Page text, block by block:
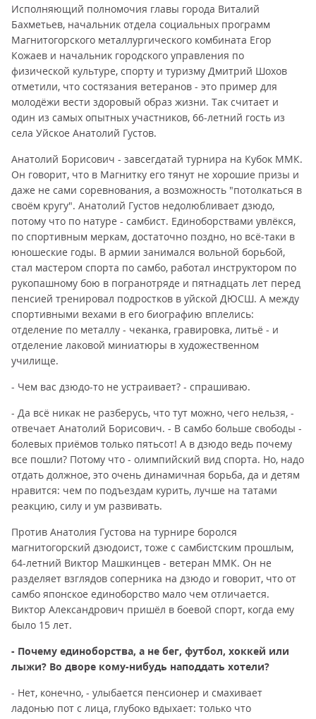
Исполняющий полномочия главы города Виталий
Бахметьев, начальник отдела социальных программ
Магнитогорского металлургического комбината Егор
Кожаев и начальник городского управления по
физической культуре, спорту и туризму Дмитрий Шохов
отметили, что состязания ветеранов - это пример для
молодёжи вести здоровый образ жизни. Так считает и
один из самых опытных участников, 66-летний гость из
села Уйское Анатолий Густов.
Анатолий Борисович - завсегдатай турнира на Кубок ММК.
Он говорит, что в Магнитку его тянут не хорошие призы и
даже не сами соревнования, а возможность "потолкаться в
своём кругу". Анатолий Густов недолюбливает дзюдо,
потому что по натуре - самбист. Единоборствами увлёкся,
по спортивным меркам, достаточно поздно, но всё-таки в
юношеские годы. В армии занимался вольной борьбой,
стал мастером спорта по самбо, работал инструктором по
рукопашному бою в погранотряде и пятнадцать лет перед
пенсией тренировал подростков в уйской ДЮСШ. А между
спортивными вехами в его биографию вплелись:
отделение по металлу - чеканка, гравировка, литьё - и
отделение лаковой миниатюры в художественном
училище.
- Чем вас дзюдо-то не устраивает? - спрашиваю.
- Да всё никак не разберусь, что тут можно, чего нельзя, -
отвечает Анатолий Борисович. - В самбо больше свободы -
болевых приёмов только пятьсот! А в дзюдо ведь почему
все пошли? Потому что - олимпийский вид спорта. Но, надо
отдать должное, это очень динамичная борьба, да и детям
нравится: чем по подъездам курить, лучше на татами
реакцию, силу и ум развивать.
Против Анатолия Густова на турнире боролся
магнитогорский дзюдоист, тоже с самбистским прошлым,
64-летний Виктор Машкинцев - ветеран ММК. Он не
разделяет взглядов соперника на дзюдо и говорит, что от
самбо японское единоборство мало чем отличается.
Виктор Александрович пришёл в боевой спорт, когда ему
было 15 лет.
- Почему единоборства, а не бег, футбол, хоккей или
лыжи? Во дворе кому-нибудь наподдать хотели?
- Нет, конечно, - улыбается пенсионер и смахивает
ладонью пот с лица, глубоко вдыхает: только что